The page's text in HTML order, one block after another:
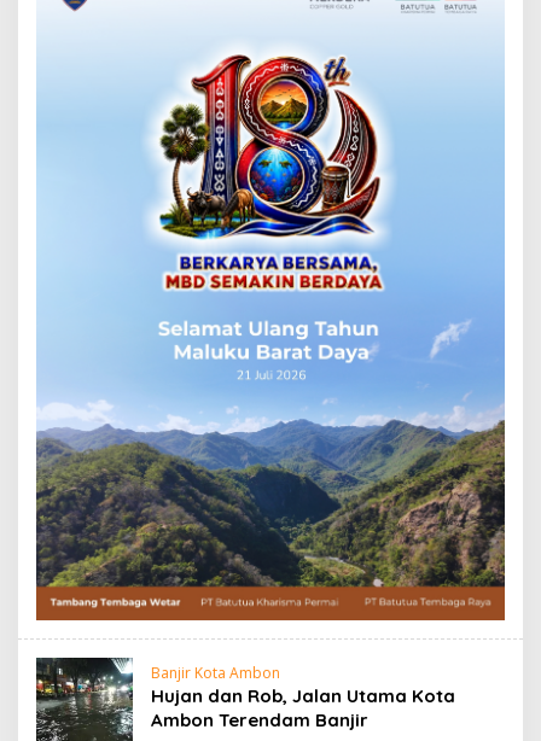
Banjir Kota Ambon
Hujan dan Rob, Jalan Utama Kota
Ambon Terendam Banjir